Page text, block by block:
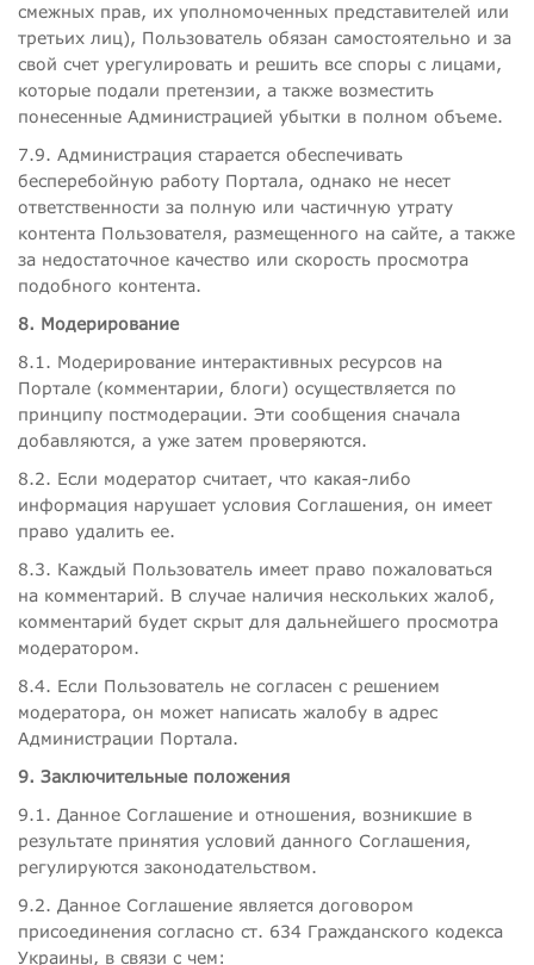
смежных прав, их уполномоченных представителей или
третьих лиц), Пользователь обязан самостоятельно и за
свой счет урегулировать и решить все споры с лицами,
которые подали претензии, а также возместить
понесенные Администрацией убытки в полном объеме.
7.9. Администрация старается обеспечивать
бесперебойную работу Портала, однако не несет
ответственности за полную или частичную утрату
контента Пользователя, размещенного на сайте, а также
за недостаточное качество или скорость просмотра
подобного контента.
8. Модерирование
8.1. Модерирование интерактивных ресурсов на
Портале (комментарии, блоги) осуществляется по
принципу постмодерации. Эти сообщения сначала
добавляются, а уже затем проверяются.
8.2. Если модератор считает, что какая-либо
информация нарушает условия Соглашения, он имеет
право удалить ее.
8.3. Каждый Пользователь имеет право пожаловаться
на комментарий. В случае наличия нескольких жалоб,
комментарий будет скрыт для дальнейшего просмотра
модератором.
8.4. Если Пользователь не согласен с решением
модератора, он может написать жалобу в адрес
Администрации Портала.
9. Заключительные положения
9.1. Данное Соглашение и отношения, возникшие в
результате принятия условий данного Соглашения,
регулируются законодательством.
9.2. Данное Соглашение является договором
присоединения согласно ст. 634 Гражданского кодекса
Украины, в связи с чем: